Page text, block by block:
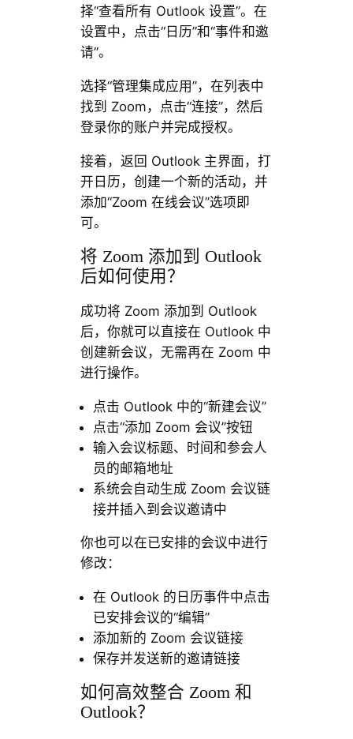
择“查看所有 Outlook 设置”。在
设置中，点击“日历”和“事件和邀
请”。
选择“管理集成应用”，在列表中
找到 Zoom，点击“连接”，然后
登录你的账户并完成授权。
接着，返回 Outlook 主界面，打
开日历，创建一个新的活动，并
添加“Zoom 在线会议”选项即
可。
将 Zoom 添加到 Outlook
后如何使用？
成功将 Zoom 添加到 Outlook
后，你就可以直接在 Outlook 中
创建新会议，无需再在 Zoom 中
进行操作。
点击 Outlook 中的“新建会议”
点击“添加 Zoom 会议”按钮
输入会议标题、时间和参会人
员的邮箱地址
系统会自动生成 Zoom 会议链
接并插入到会议邀请中
你也可以在已安排的会议中进行
修改：
在 Outlook 的日历事件中点击
已安排会议的“编辑”
添加新的 Zoom 会议链接
保存并发送新的邀请链接
如何高效整合 Zoom 和
Outlook？